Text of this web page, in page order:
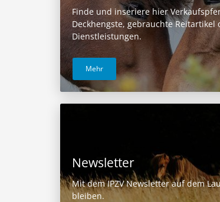
Finde und inseriere hier
Deckhengste, gebrauchte Reitartikel
Dienstleistungen.
Mehr
Newsletter
Mit dem IPZV Newsletter auf dem
bleiben.